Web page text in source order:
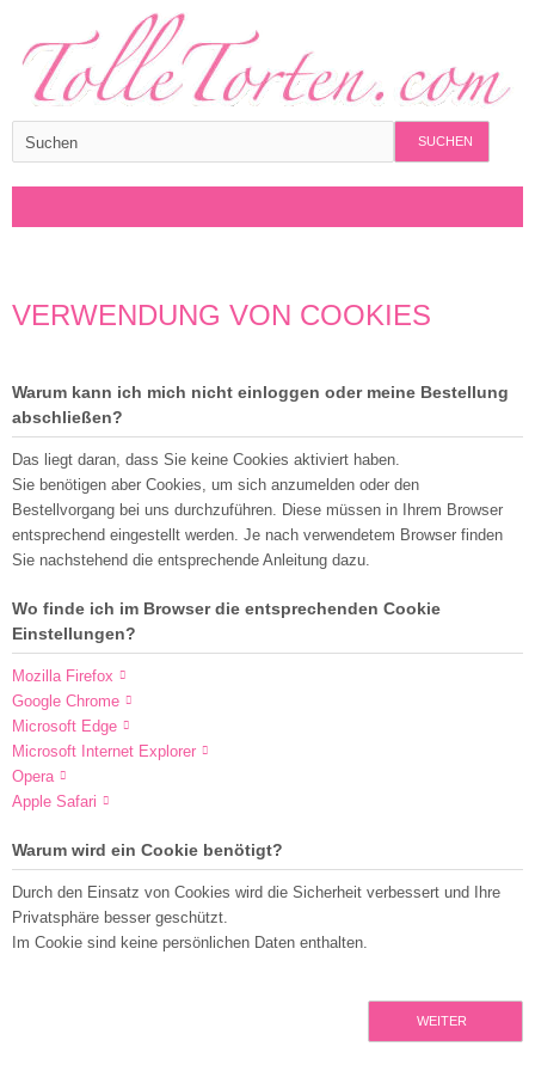
SUCHEN
VERWENDUNG VON COOKIES
Warum kann ich mich nicht einloggen oder meine Bestellung
abschließen?
Das liegt daran, dass Sie keine Cookies aktiviert haben.
Sie benötigen aber Cookies, um sich anzumelden oder den
Bestellvorgang bei uns durchzuführen. Diese müssen in Ihrem Browser
entsprechend eingestellt werden. Je nach verwendetem Browser finden
Sie nachstehend die entsprechende Anleitung dazu.
Wo finde ich im Browser die entsprechenden Cookie
Einstellungen?
Mozilla Firefox
Google Chrome
Microsoft Edge
Microsoft Internet Explorer
Opera
Apple Safari
Warum wird ein Cookie benötigt?
Durch den Einsatz von Cookies wird die Sicherheit verbessert und Ihre
Privatsphäre besser geschützt.
Im Cookie sind keine persönlichen Daten enthalten.
WEITER